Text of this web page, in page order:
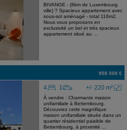
BIVANGE - (8km de Luxembourg
ville) ? Spacieux appartement avec
sous-sol aménagé - total 116m2.
Nous vous proposons en
exclusivité un bel et très spacieux
appartement situé au ...
958 000 €
+/- 220 m²
4 1
À vendre : Charmante maison
unifamiliale à Bettembourg.
Découvrez cette magnifique
maison unifamiliale située dans un
quartier résidentiel paisible de
Bettembourg, à proximité ...